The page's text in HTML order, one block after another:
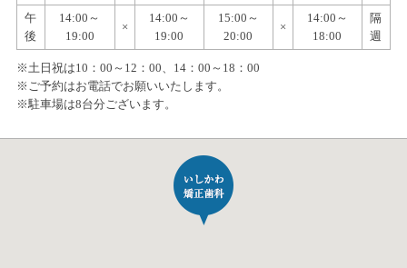
午
後
14:00～
19:00
×
14:00～
19:00
15:00～
20:00
×
14:00～
18:00
隔
週
※土日祝は10：00～12：00、14：00～18：00
※ご予約はお電話でお願いいたします。
※駐車場は8台分ございます。